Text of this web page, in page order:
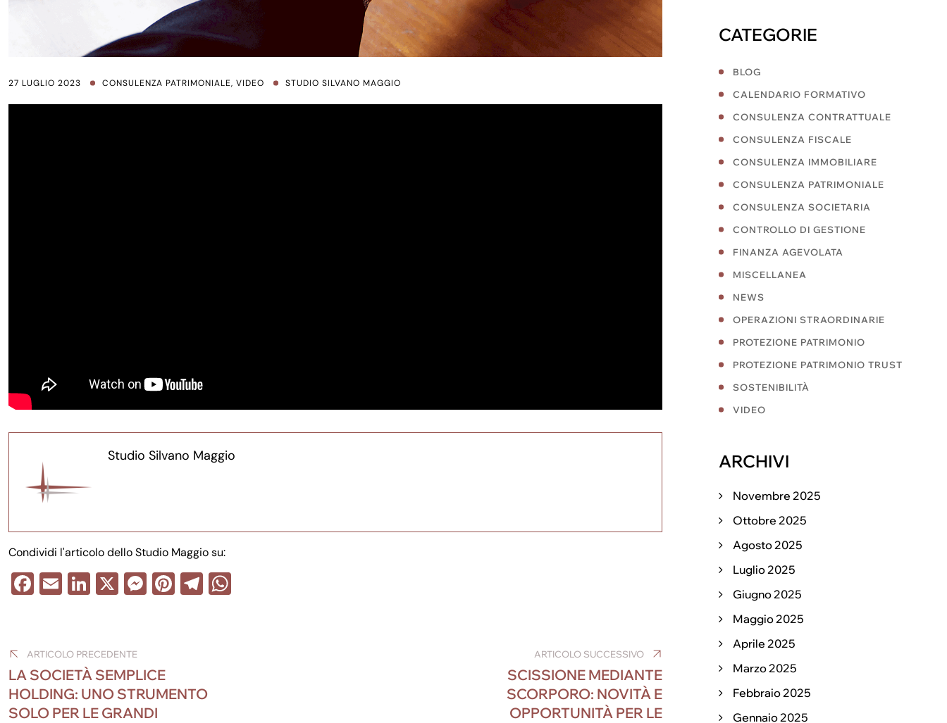
27 LUGLIO 2023 CONSULENZA PATRIMONIALE, VIDEO STUDIO SILVANO MAGGIO
Studio Silvano Maggio
Condividi l'articolo dello Studio Maggio su:
F
e
b
o
E Li
e
dI
n
X M
n
g
Pi T
m
articoli
ARTICOLO PRECEDENTE
LA SOCIETÀ SEMPLICE
HOLDING: UNO STRUMENTO
SOLO PER LE GRANDI
ARTICOLO SUCCESSIVO
SCISSIONE MEDIANTE
SCORPORO: NOVITÀ E
OPPORTUNITÀ PER LE
CATEGORIE
BLOG
CALENDARIO FORMATIVO
CONSULENZA CONTRATTUALE
CONSULENZA FISCALE
CONSULENZA IMMOBILIARE
CONSULENZA PATRIMONIALE
CONSULENZA SOCIETARIA
CONTROLLO DI GESTIONE
FINANZA AGEVOLATA
MISCELLANEA
NEWS
OPERAZIONI STRAORDINARIE
PROTEZIONE PATRIMONIO
PROTEZIONE PATRIMONIO TRUST
SOSTENIBILITÀ
VIDEO
ARCHIVI
Novembre 2025
Ottobre 2025
Agosto 2025
Luglio 2025
Giugno 2025
Maggio 2025
Aprile 2025
Marzo 2025
Febbraio 2025
Gennaio 2025